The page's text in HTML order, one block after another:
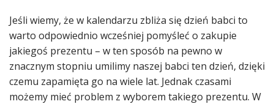
Jeśli wiemy, że w kalendarzu zbliża się dzień babci to
warto odpowiednio wcześniej pomyśleć o zakupie
jakiegoś prezentu – w ten sposób na pewno w
znacznym stopniu umilimy naszej babci ten dzień, dzięki
czemu zapamięta go na wiele lat. Jednak czasami
możemy mieć problem z wyborem takiego prezentu. W